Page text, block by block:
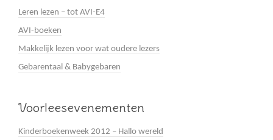
Leren lezen – tot AVI-E4
AVI-boeken
Makkelijk lezen voor wat oudere lezers
Gebarentaal & Babygebaren
Voorleesevenementen
Kinderboekenweek 2012 – Hallo wereld